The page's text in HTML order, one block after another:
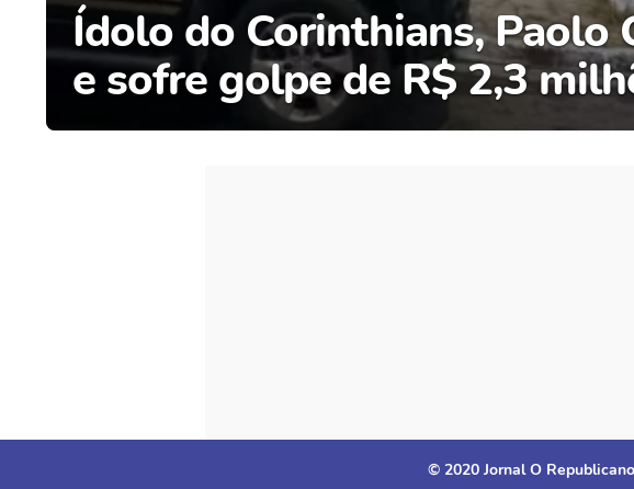
Ídolo do Corinthians, Paolo
e sofre golpe de R$ 2,3
© 2020 Jornal O